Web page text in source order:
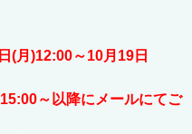
(月)12:00～10月19日
～以降にメールにてご